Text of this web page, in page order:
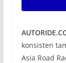
konsisten
Asia Road